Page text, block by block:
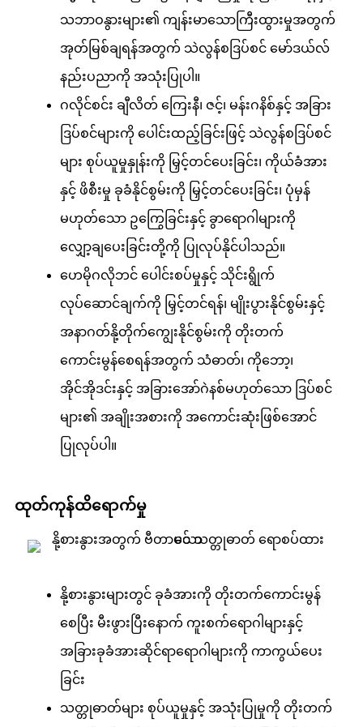
သဘာဝနွားများ၏ ကျန်းမာသောကြီးထွားမှုအတွက်
အုတ်မြစ်ချရန်အတွက် သဲလွန်စဒြပ်စင် မော်ဒယ်လ်
နည်းပညာကို အသုံးပြုပါ။
ဂလိုင်စင်း ချီလိတ် ကြေးနီ၊ ဇင့်၊ မန်းဂနိစ်နှင့် အခြား
ဒြပ်စင်များကို ပေါင်းထည့်ခြင်းဖြင့် သဲလွန်စဒြပ်စင်
များ စုပ်ယူမှုနှုန်းကို မြှင့်တင်ပေးခြင်း၊ ကိုယ်ခံအား
နှင့် ဖိစီးမှု ခုခံနိုင်စွမ်းကို မြှင့်တင်ပေးခြင်း၊ ပုံမှန်
မဟုတ်သော ဥကြွေခြင်းနှင့် ခွာရောဂါများကို
လျှော့ချပေးခြင်းတို့ကို ပြုလုပ်နိုင်ပါသည်။
ဟေမိုဂလိုဘင် ပေါင်းစပ်မှုနှင့် သိုင်းရွိုက်
လုပ်ဆောင်ချက်ကို မြှင့်တင်ရန်၊ မျိုးပွားနိုင်စွမ်းနှင့်
အနာဂတ်နို့တိုက်ကျွေးနိုင်စွမ်းကို တိုးတက်
ကောင်းမွန်စေရန်အတွက် သံဓာတ်၊ ကိုဘော့၊
အိုင်အိုဒင်းနှင့် အခြားအော်ဂဲနစ်မဟုတ်သော ဒြပ်စင်
များ၏ အချိုးအစားကို အကောင်းဆုံးဖြစ်အောင်
ပြုလုပ်ပါ။
ထုတ်ကုန်ထိရောက်မှု
နို့စားနွားများတွင် ခုခံအားကို တိုးတက်ကောင်းမွန်
စေပြီး မီးဖွားပြီးနောက် ကူးစက်ရောဂါများနှင့်
အခြားခုခံအားဆိုင်ရာရောဂါများကို ကာကွယ်ပေး
ခြင်း
သတ္တုဓာတ်များ စုပ်ယူမှုနှင့် အသုံးပြုမှုကို တိုးတက်